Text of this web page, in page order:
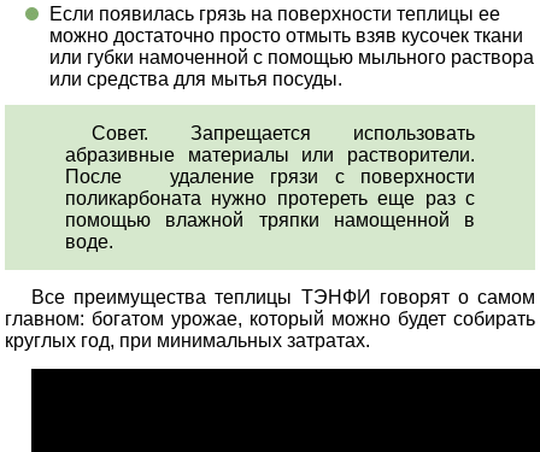
Если появилась грязь на поверхности теплицы ее
можно достаточно просто отмыть взяв кусочек ткани
или губки намоченной с помощью мыльного раствора
или средства для мытья посуды.
Совет. Запрещается использовать
абразивные материалы или растворители.
После удаление грязи с поверхности
поликарбоната нужно протереть еще раз с
помощью влажной тряпки намощенной в
воде.
Все преимущества теплицы ТЭНФИ говорят о самом
главном: богатом урожае, который можно будет собирать
круглых год, при минимальных затратах.